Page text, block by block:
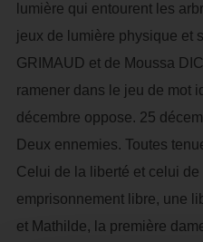
lumière qui entourent les
jeux de lumière physique et
GRIMAUD et de Moussa
ramener dans le jeu de mot
décembre oppose. 25
Deux ennemies. Toutes
Celui de la liberté et celui de
emprisonnement libre, une
et Mathilde, la première